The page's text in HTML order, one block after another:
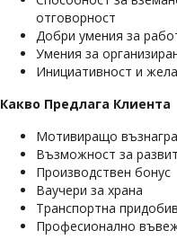
отговорност
Добри умения за
Умения за
Инициативност и
Какво Предлага Клиента
Мотивиращо
Възможност за
Производствен бонус
Ваучери за храна
Транспортна
Професионално